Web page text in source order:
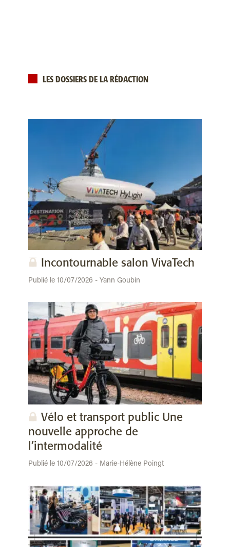
LES DOSSIERS DE LA RÉDACTION
Incontournable salon VivaTech
Publié le 10/07/2026 - Yann Goubin
Vélo et transport public Une
nouvelle approche de
l’intermodalité
Publié le 10/07/2026 - Marie-Hélène Poingt